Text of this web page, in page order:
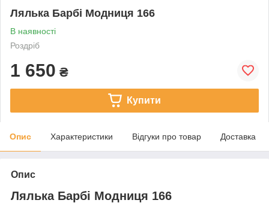
Лялька Барбі Модниця 166
В наявності
Роздріб
1 650 ₴
Купити
Опис Характеристики Відгуки про товар Доставка
Опис
Лялька Барбі Модниця 166